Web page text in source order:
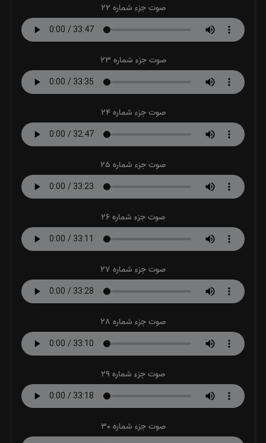
صوت جزء شماره 22
صوت جزء شماره 23
صوت جزء شماره 24
صوت جزء شماره 25
صوت جزء شماره 26
صوت جزء شماره 27
صوت جزء شماره 28
صوت جزء شماره 29
صوت جزء شماره 30